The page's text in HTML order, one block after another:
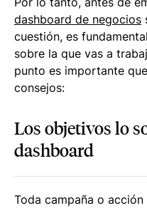
dashboard de negocios
cuestión, es fundamental
sobre la que vas a
punto es importante
consejos:
Los objetivos lo
dashboard
Toda campaña o